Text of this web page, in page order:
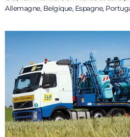
Allemagne, Belgique, Espagne,